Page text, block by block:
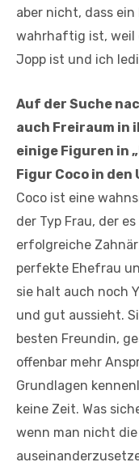
aber nicht, dass ein
wahrhaftig ist, weil
Jopp ist und ich
Auf der Suche
auch Freiraum in
einige Figuren in
Figur Coco in
Coco ist eine
der Typ Frau, der
erfolgreiche
perfekte Ehefrau
sie halt auch noch
und gut aussieht.
besten Freundin,
offenbar mehr
Grundlagen
keine Zeit. Was
wenn man nicht